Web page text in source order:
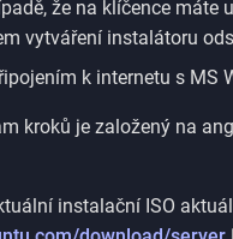
že na klíčence máte
vytváření instalátoru
k internetu s MS
kroků je založený na
instalační ISO